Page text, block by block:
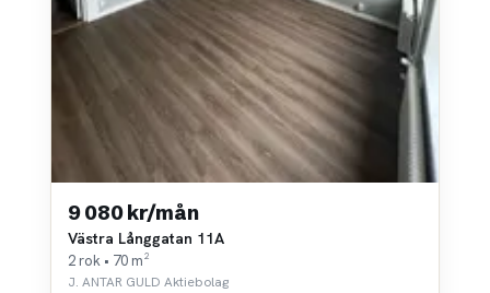
9 080 kr/mån
Västra Långgatan 11A
2 rok • 70 m²
J. ANTAR GULD Aktiebolag